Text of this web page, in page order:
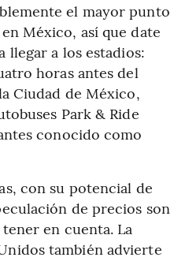
el mayor punto
México, así que date
a los estadios:
horas antes del
Ciudad de México,
Park & ​​Ride
conocido como
con su potencial de
de precios son
en cuenta. La
también advierte